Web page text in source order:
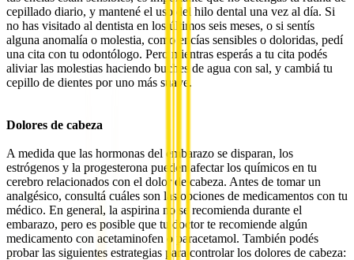
cepillado diario, y mantené el uso del hilo dental una vez al día. Si
no has visitado al dentista en los últimos seis meses, o si sentís
alguna anomalía o molestia, como encías sensibles o doloridas, pedí
una cita con tu odontólogo. Pero mientras esperás a tu cita podés
aliviar las molestias haciendo buches de agua con sal, y cambiá tu
cepillo de dientes por uno más suave.
Dolores de cabeza
A medida que las hormonas del embarazo se disparan, los
estrógenos y la progesterona pueden afectar los químicos en tu
cerebro relacionados con el dolor de cabeza. Antes de tomar un
analgésico, consultá cuáles son las opciones de medicamentos con tu
médico. En general, la aspirina no se recomienda durante el
embarazo, pero es posible que tu doctor te recomiende algún
medicamento con acetaminofen o paracetamol. También podés
probar las siguientes estrategias para controlar los dolores de cabeza: